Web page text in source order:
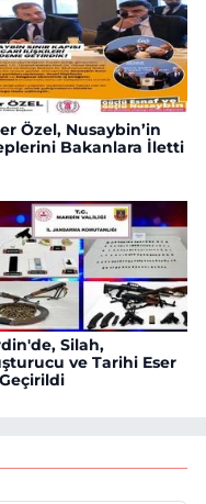
Özel, Nusaybin’in
Bakanlara İletti
Silah,
ve Tarihi Eser